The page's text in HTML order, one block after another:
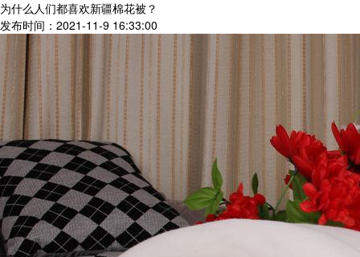
为什么人们都喜欢新疆棉花被？
发布时间：2021-11-9 16:33:00